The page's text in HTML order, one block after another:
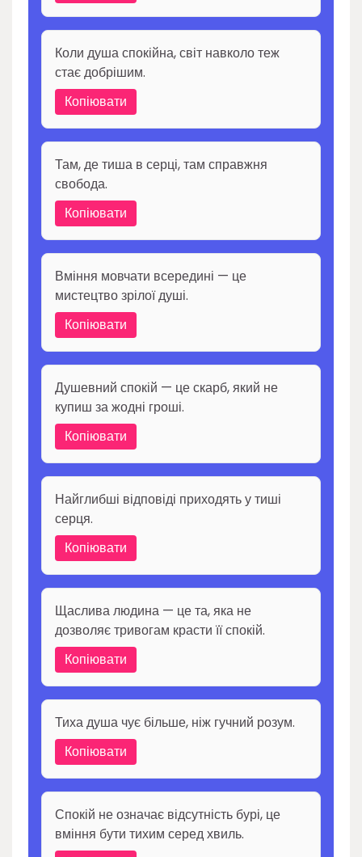
Коли душа спокійна, світ навколо теж
стає добрішим.
Копіювати
Там, де тиша в серці, там справжня
свобода.
Копіювати
Вміння мовчати всередині — це
мистецтво зрілої душі.
Копіювати
Душевний спокій — це скарб, який не
купиш за жодні гроші.
Копіювати
Найглибші відповіді приходять у тиші
серця.
Копіювати
Щаслива людина — це та, яка не
дозволяє тривогам красти її спокій.
Копіювати
Тиха душа чує більше, ніж гучний розум.
Копіювати
Спокій не означає відсутність бурі, це
вміння бути тихим серед хвиль.